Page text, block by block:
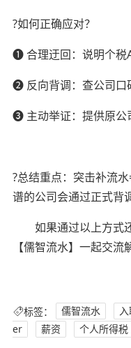
?如何正确应对？
❶ 合理迂回：说明个税
❷ 反向背调：查公司口
❸ 主动举证：提供原公
?总结重点：突击补流
谱的公司会通过正式背
如果通过以上方式还
【儒智流水】一起交流
标签： 儒智流水
er
薪资 个人所得税